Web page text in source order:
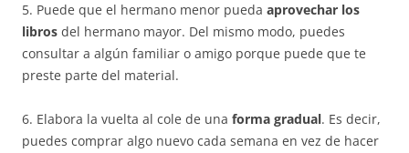
5. Puede que el hermano menor pueda aprovechar los
libros del hermano mayor. Del mismo modo, puedes
consultar a algún familiar o amigo porque puede que te
preste parte del material.
6. Elabora la vuelta al cole de una forma gradual. Es decir,
puedes comprar algo nuevo cada semana en vez de hacer